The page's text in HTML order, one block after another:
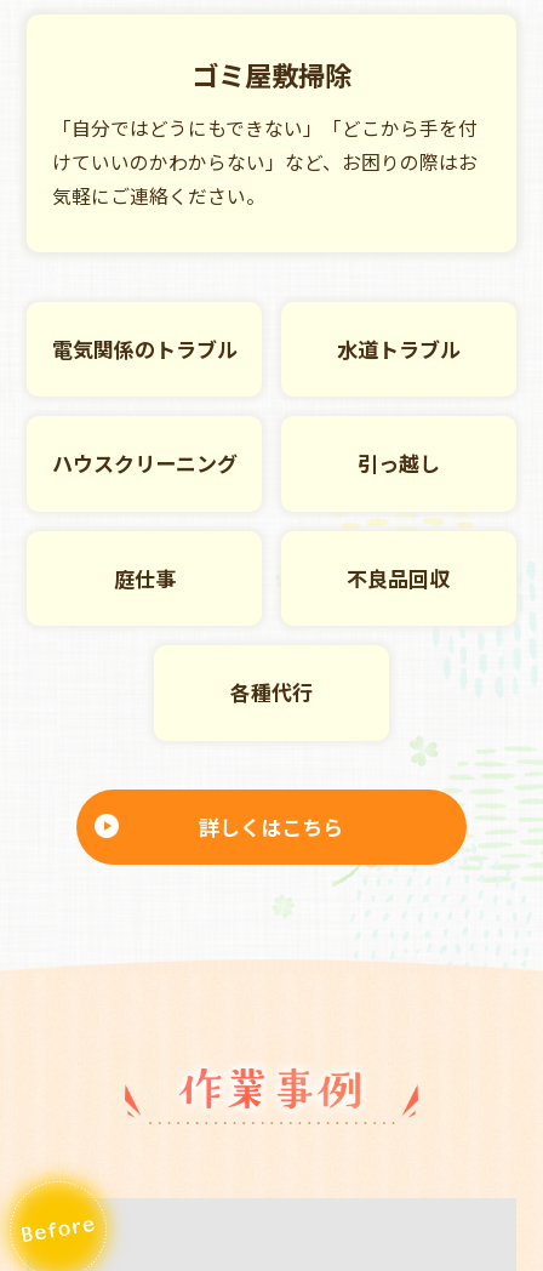
ゴミ屋敷掃除
「自分ではどうにもできない」「どこから手を付
けていいのかわからない」など、お困りの際はお
気軽にご連絡ください。
電気関係のトラブル 水道トラブル
ハウスクリーニング 引っ越し
庭仕事 不良品回収
各種代行
詳しくはこちら